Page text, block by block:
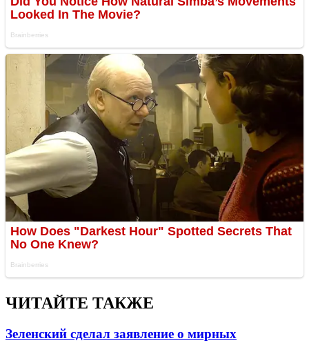
ЧИТАЙТЕ ТАКЖЕ
Зеленский сделал заявление о мирных